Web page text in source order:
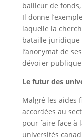
bailleur de
Il donne
laquelle la
bataille juridique
l’anonymat de
dévoiler
Le futur des
Malgré les aides
accordées au
pour faire face à
universités